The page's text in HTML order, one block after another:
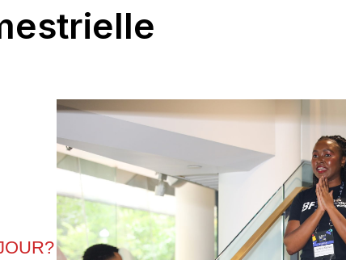
Conseil des
communautés
noires
Adhésion
Bénévolat